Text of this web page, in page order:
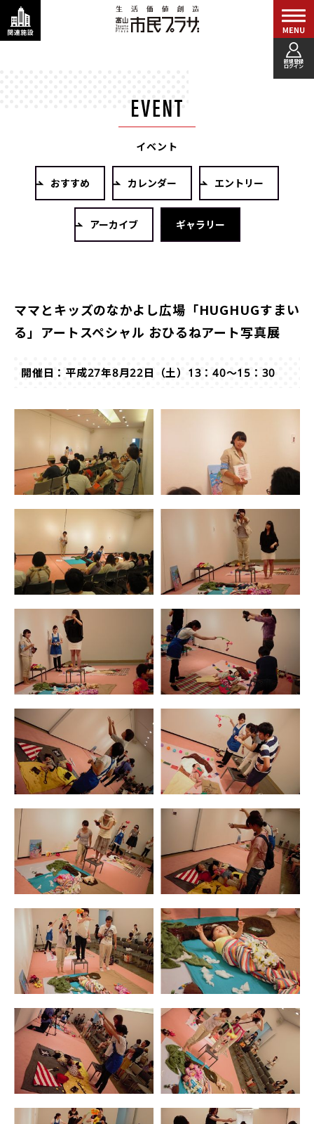
新規登録
ログイン
イベント
おすすめ カレンダー エントリー
アーカイブ ギャラリー
ママとキッズのなかよし広場「HUGHUGすまい
る」アートスペシャル おひるねアート写真展
開催日：平成27年8月22日（土）13：40～15：30